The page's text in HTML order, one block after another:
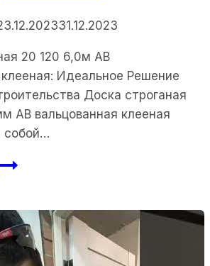
31.12.2023
20 120 6,0м АВ
клееная: Идеальное Решение
Доска строганая
АВ вальцованная клееная
собой…